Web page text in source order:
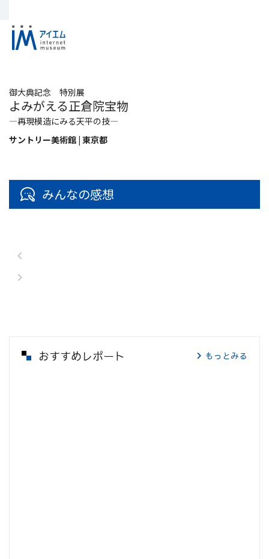
御大典記念 特別展
よみがえる正倉院宝物
―再現模造にみる天平の技―
サントリー美術館 | 東京都
みんなの感想
おすすめレポート もっとみる